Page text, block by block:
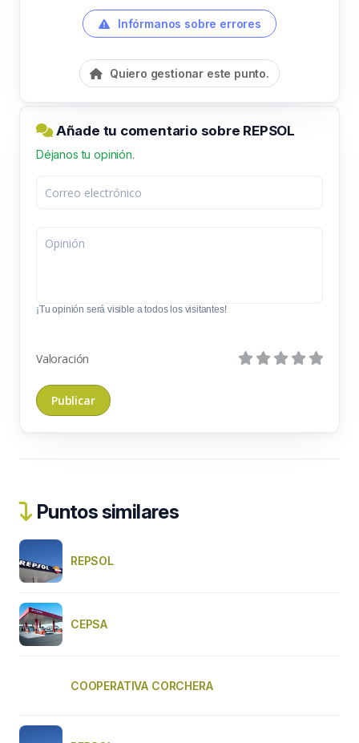
Infórmanos sobre errores
Quiero gestionar este punto.
Añade tu comentario sobre REPSOL
Déjanos tu opinión.
¡Tu opinión será visible a todos los visitantes!
Valoración
Puntos similares
REPSOL
CEPSA
COOPERATIVA CORCHERA